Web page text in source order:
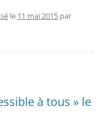
le 11 mai 2015 par
à tous » le